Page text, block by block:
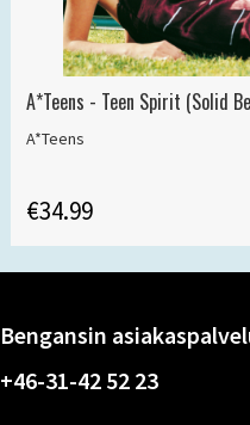
A*Teens - Teen Spirit (Solid
A*Teens
€34.99
Bengansin
+46-31-42 52 23